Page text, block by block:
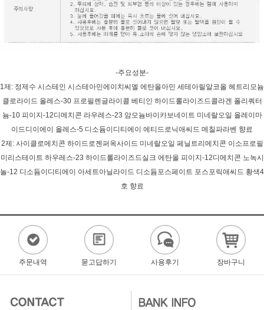
-주요성분-
1제: 정제수 시스테인 시스테아민에이치씨엘 에탄올아민 세테아릴알코올 헤트리모늄
클로라이드 올레스-30 프로필렌글라이콜 베티인 하이드롤라이즈드콜라겐 폴리쿼터
늄-10 피이지-12디메치콘 라우레스-23 암모늄바이카보네이트 미네랄오일 올레이마
이드디이에이 올레스-5 디소듐이디티에이 에티드로닉애씨드 메칠파라벤 향료
2제: 사이클로메치콘 하이드로젠퍼옥사이드 미네랄오일 페닐트리메치콘 이소프로필
미리스테이트 하우레스-23 하이드롤라이즈드실크 에탄올 피이지-12디메치콘 노녹시
놀-12 디소듐이디티에이 아세트아닐라이드 디소듐포스페이트 포스포릭애씨드 황색4
호 향료
주문내역 묻고답하기 사용후기 장바구니